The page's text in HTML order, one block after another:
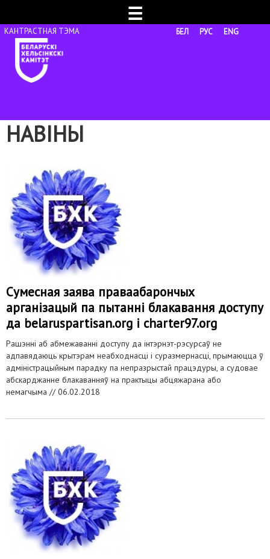
☰
БЕЛ РУС ENG
НАВІНЫ
Сумесная заява праваабарончых
арганізацый па пытанні блакавання доступу
да belaruspartisan.org і charter97.org
Рашэнні аб абмежаванні доступу да інтэрнэт-рэсурсаў не
адпавядаюць крытэрам неабходнасці і суразмернасці, прымаюцца ў
адміністрацыйным парадку па непразрыстай працэдуры, а судовае
абскарджанне блакаванняў на практыцы абцяжарана або
немагчыма //06.02.2018